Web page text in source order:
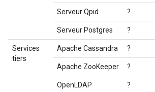
Serveur Qpid ?
Serveur Postgres ?
Services
tiers
Apache Cassandra ?
Apache ZooKeeper ?
OpenLDAP ?